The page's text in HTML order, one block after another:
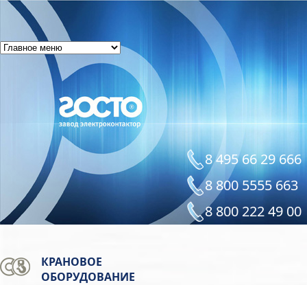
8 495 66 29 666
8 800 5555 663
8 800 222 49 00
КРАНОВОЕ
ОБОРУДОВАНИЕ